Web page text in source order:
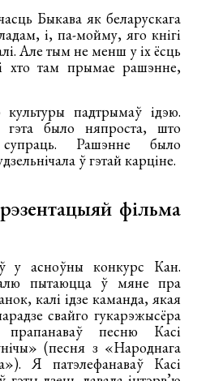
Быкава як беларускага
і, па-мойму, яго кнігі
Але тым не менш у іх ёсць
хто там прымае рашэнне,
культуры падтрымаў ідэю.
гэта было няпроста, што
супраць. Рашэнне было
ў гэтай карціне.
фільма
у асноўны конкурс Кан.
пытаюцца ў мяне пра
калі ідзе каманда, якая
свайго гукарэжысёра
прапанаваў песню Касі
(песня з «Народнага
Я патэлефанаваў Касі